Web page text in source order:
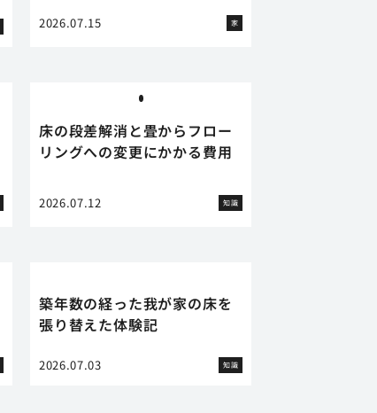
2026.07.15 家
床の段差解消と畳からフロー
リングへの変更にかかる費用
2026.07.12 知識
築年数の経った我が家の床を
張り替えた体験記
2026.07.03 知識